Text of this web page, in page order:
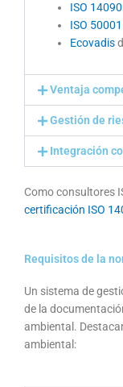
ISO 14090
ISO 50001
Ecovadis
Ventaja
Gestión de
Integración
Como consultores
certificación ISO
Requisitos de la
Un sistema de
de la
ambiental.
ambiental: